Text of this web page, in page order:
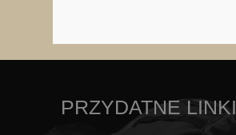
PRZYDATNE LINKI